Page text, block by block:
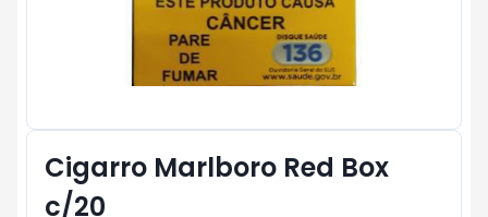
Cigarro Marlboro Red Box
c/20